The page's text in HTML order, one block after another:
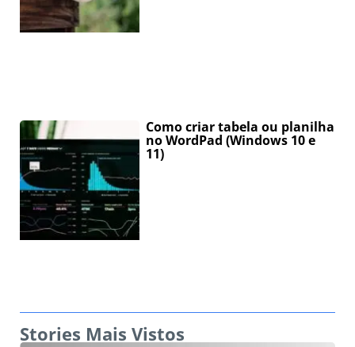
Como criar tabela ou planilha
no WordPad (Windows 10 e
11)
Stories Mais Vistos